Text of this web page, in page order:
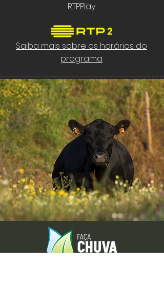
RTPPlay
Saiba mais sobre os horários do
programa